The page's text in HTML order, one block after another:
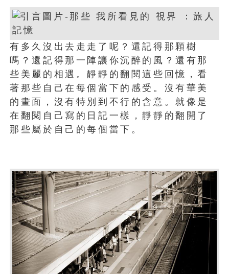
有多久沒出去走走了呢？還記得那顆樹
嗎？還記得那一陣讓你沉醉的風？還有那
些美麗的相遇。靜靜的翻閱這些回憶，看
著那些自己在每個當下的感受。沒有華美
的畫面，沒有特別到不行的含意。就像是
在翻閱自己寫的日記一樣，靜靜的翻開了
那些屬於自己的每個當下。